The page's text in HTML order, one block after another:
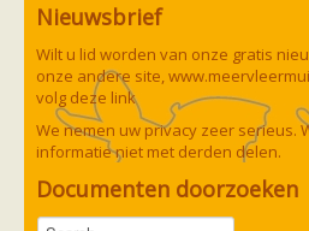
Overige publicaties
zoonose info (rabies,
rapporten
Handleiding
Overig
Video beelden
Forum
Naar het forum
Nieuwsbrief
Wilt u lid worden van onze gratis
onze andere site,
volg deze link
We nemen uw privacy zeer serieus.
informatie niet met derden delen.
Documenten doorzoeken